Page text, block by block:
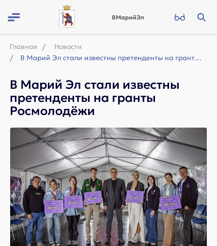
ВМарийЭл
Главная
Новости
В Марий Эл стали известны претенденты на гранты Росмолодёжи
В Марий Эл стали известны
претенденты на гранты
Росмолодёжи